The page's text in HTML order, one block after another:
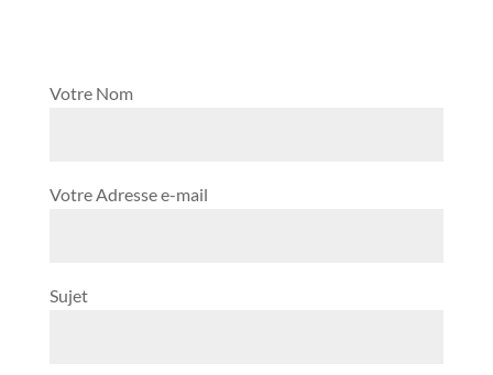
Votre Nom
Votre Adresse e-mail
Sujet